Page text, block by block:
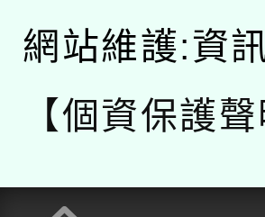
網站維護:資
【個資保護聲